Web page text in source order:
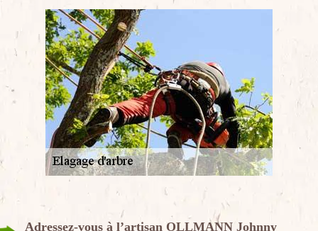
Adressez-vous à l’artisan OLLMANN Johnny